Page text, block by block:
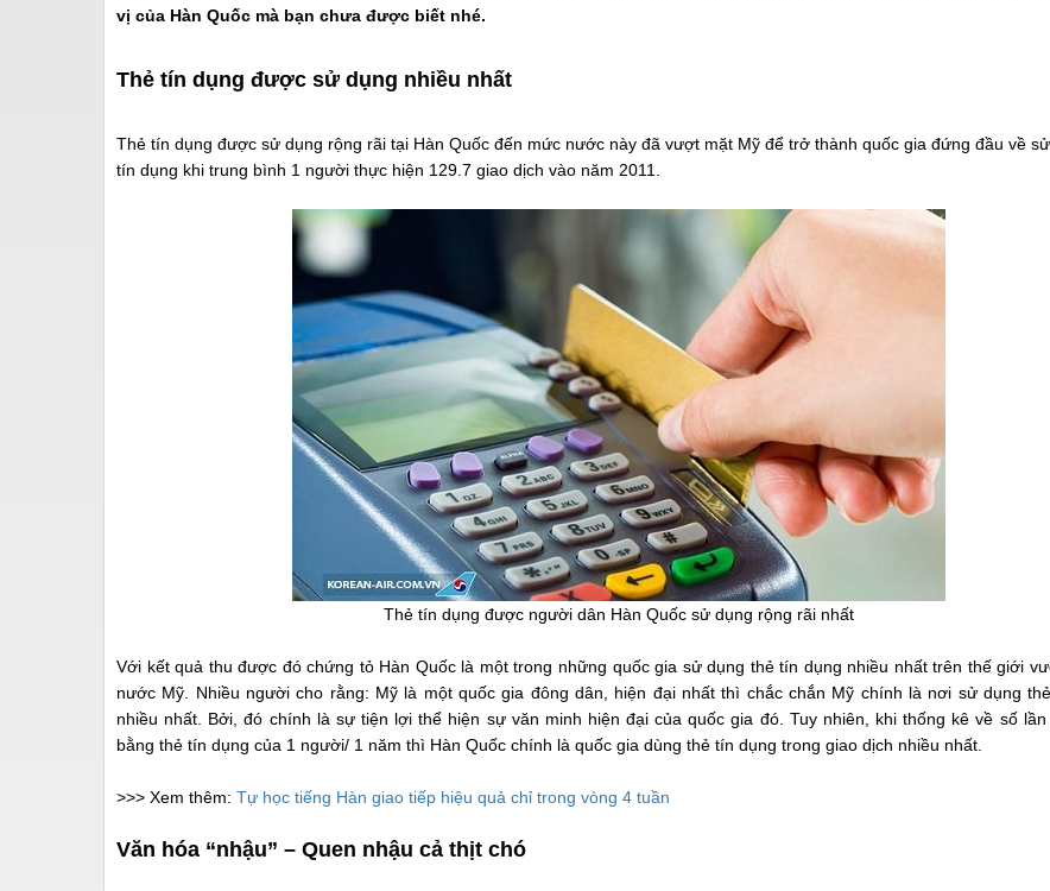
vị của Hàn Quốc mà bạn chưa được biết nhé.
Thẻ tín dụng được sử dụng nhiều nhất
Thẻ tín dụng được sử dụng rộng rãi tại Hàn Quốc đến mức nước này đã vượt mặt Mỹ để trở thành quốc gia đứng đầu về
tín dụng khi trung bình 1 người thực hiện 129.7 giao dịch vào năm 2011.
Thẻ tín dụng được người dân Hàn Quốc sử dụng rộng rãi nhất
Với kết quả thu được đó chứng tỏ Hàn Quốc là một trong những quốc gia sử dụng thẻ tín dụng nhiều nhất trên thế giới
nước Mỹ. Nhiều người cho rằng: Mỹ là một quốc gia đông dân, hiện đại nhất thì chắc chắn Mỹ chính là nơi sử dụng
nhiều nhất. Bởi, đó chính là sự tiện lợi thể hiện sự văn minh hiện đại của quốc gia đó. Tuy nhiên, khi thống kê về số lần
bằng thẻ tín dụng của 1 người/ 1 năm thì Hàn Quốc chính là quốc gia dùng thẻ tín dụng trong giao dịch nhiều nhất.
>>> Xem thêm: Tự học tiếng Hàn giao tiếp hiệu quả chỉ trong vòng 4 tuần
Văn hóa “nhậu” – Quen nhậu cả thịt chó